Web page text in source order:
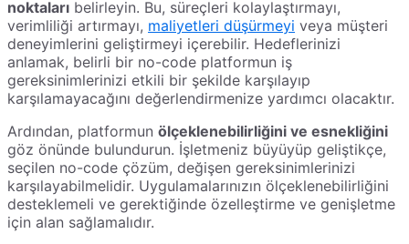
noktaları belirleyin. Bu, süreçleri kolaylaştırmayı,
verimliliği artırmayı, maliyetleri düşürmeyi veya müşteri
deneyimlerini geliştirmeyi içerebilir. Hedeflerinizi
anlamak, belirli bir no-code platformun iş
gereksinimlerinizi etkili bir şekilde karşılayıp
karşılamayacağını değerlendirmenize yardımcı olacaktır.
Ardından, platformun ölçeklenebilirliğini ve esnekliğini
göz önünde bulundurun. İşletmeniz büyüyüp geliştikçe,
seçilen no-code çözüm, değişen gereksinimlerinizi
karşılayabilmelidir. Uygulamalarınızın ölçeklenebilirliğini
desteklemeli ve gerektiğinde özelleştirme ve genişletme
için alan sağlamalıdır.